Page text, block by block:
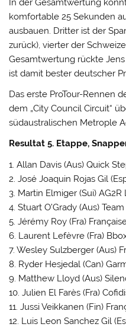
In der Gesamtwertung
komfortable 25 Sekunden
ausbauen. Dritter ist der
zurück), vierter der
Gesamtwertung rückte
ist damit bester deutscher
Das erste ProTour-Rennen
dem „City Council Circuit“
südaustralischen Metrople
Resultat 5. Etappe,
1. Allan Davis (Aus) Quick
2. José Joaquin Rojas Gil
3. Martin Elmiger (Sui)
4. Stuart O’Grady (Aus)
5. Jérémy Roy (Fra)
6. Laurent Lefèvre (Fra)
7. Wesley Sulzberger (Aus)
8. Ryder Hesjedal (Can)
9. Matthew Lloyd (Aus)
10. Julien El Farès (Fra)
11. Jussi Veikkanen (Fin)
12. Luis Leon Sanchez Gil